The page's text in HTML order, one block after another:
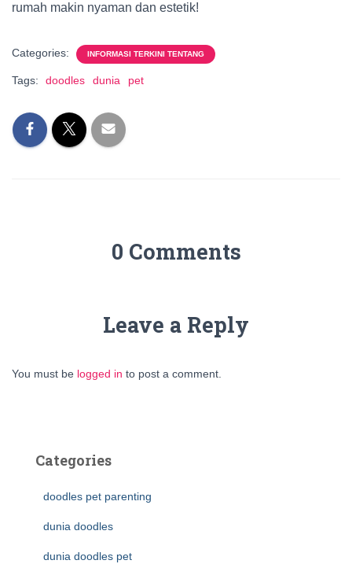
rumah makin nyaman dan estetik!
Categories: INFORMASI TERKINI TENTANG
Tags: doodles dunia pet
0 Comments
Leave a Reply
You must be logged in to post a comment.
Categories
doodles pet parenting
dunia doodles
dunia doodles pet